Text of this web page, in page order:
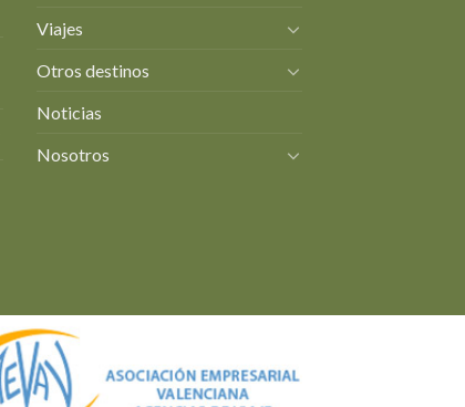
Viajes
Otros destinos
Noticias
Nosotros